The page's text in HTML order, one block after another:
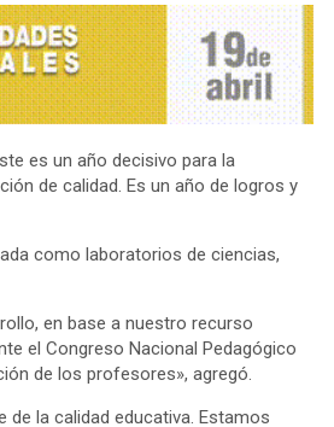
es un año decisivo para la
de calidad. Es un año de logros y
como laboratorios de ciencias,
en base a nuestro recurso
el Congreso Nacional Pedagógico
de los profesores», agregó.
la calidad educativa. Estamos